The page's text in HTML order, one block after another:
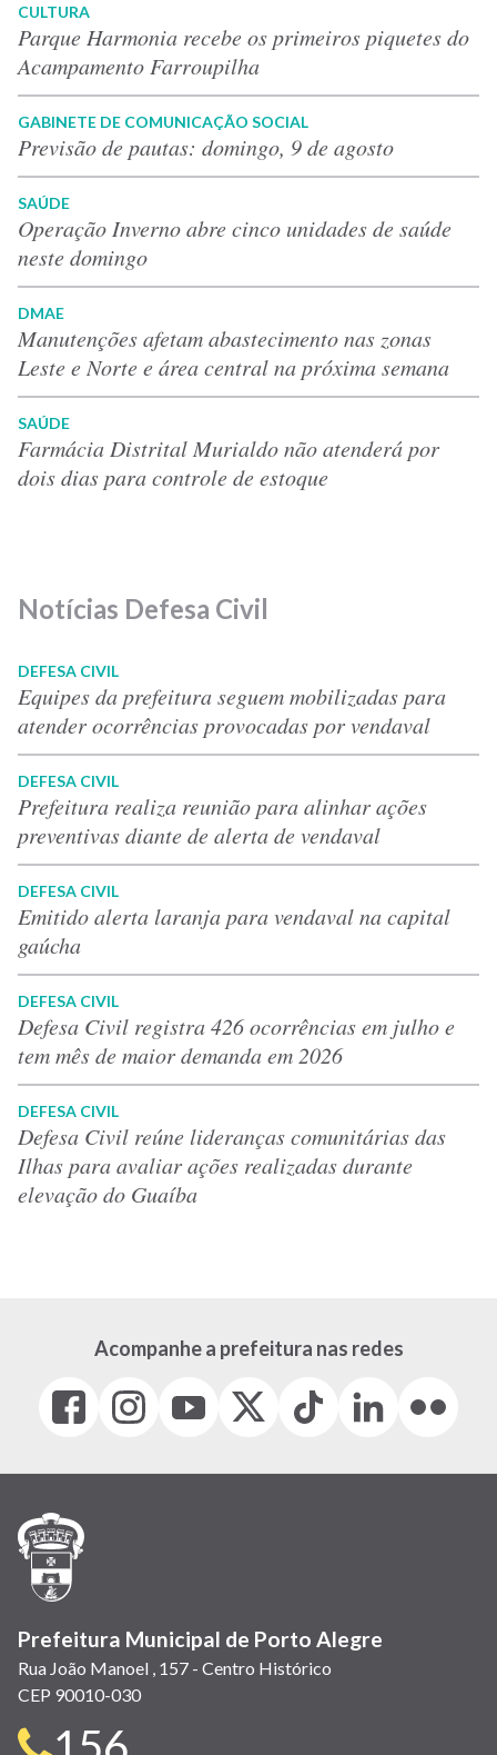
CULTURA
Parque Harmonia recebe os primeiros piquetes do
Acampamento Farroupilha
GABINETE DE COMUNICAÇÃO SOCIAL
Previsão de pautas: domingo, 9 de agosto
SAÚDE
Operação Inverno abre cinco unidades de saúde
neste domingo
DMAE
Manutenções afetam abastecimento nas zonas
Leste e Norte e área central na próxima semana
SAÚDE
Farmácia Distrital Murialdo não atenderá por
dois dias para controle de estoque
Notícias Defesa Civil
DEFESA CIVIL
Equipes da prefeitura seguem mobilizadas para
atender ocorrências provocadas por vendaval
DEFESA CIVIL
Prefeitura realiza reunião para alinhar ações
preventivas diante de alerta de vendaval
DEFESA CIVIL
Emitido alerta laranja para vendaval na capital
gaúcha
DEFESA CIVIL
Defesa Civil registra 426 ocorrências em julho e
tem mês de maior demanda em 2026
DEFESA CIVIL
Defesa Civil reúne lideranças comunitárias das
Ilhas para avaliar ações realizadas durante
elevação do Guaíba
Acompanhe a prefeitura nas redes
Facebook
(link
janela)
Instagram
(link
(link
(Antigo
Tiktok
(link
LinkedIn
(link
(link
Prefeitura Municipal de Porto Alegre
Rua João Manoel , 157 - Centro Histórico
CEP 90010-030